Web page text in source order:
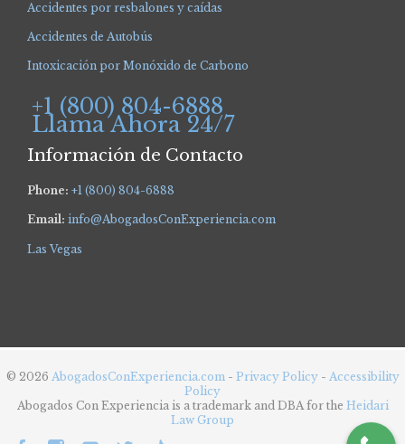
Accidentes por resbalones y caídas
Accidentes de Autobús
Intoxicación por Monóxido de Carbono
+1 (800) 804-6888
Llama Ahora 24/7
Información de Contacto
Phone: +1 (800) 804-6888
Email: info@AbogadosConExperiencia.com
Las Vegas
© 2026 AbogadosConExperiencia.com- Privacy Policy - Accessibility
Policy
Abogados Con Experiencia is a trademark and DBA for the Heidari
Law Group